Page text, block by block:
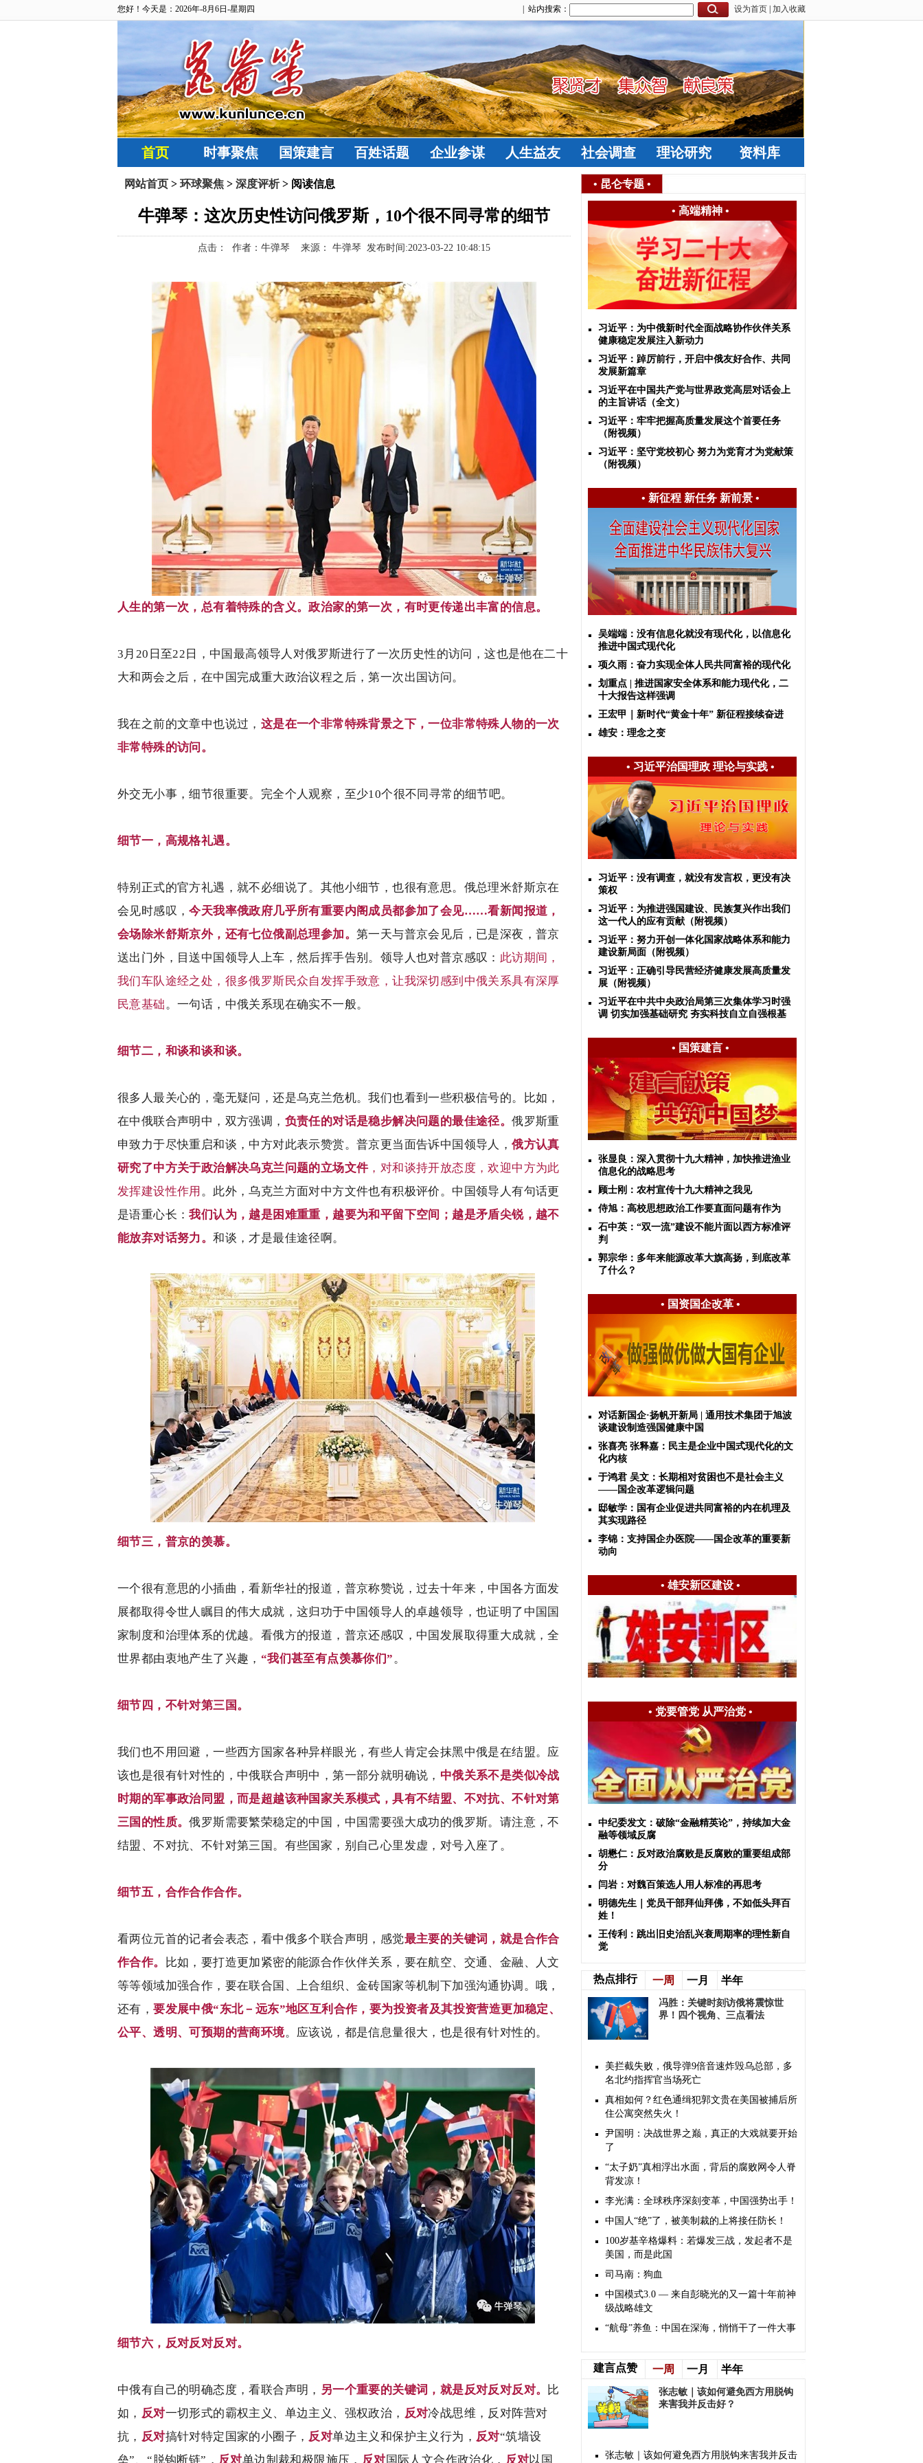
您好！今天是：2026年-8月6日-星期四 设为首页 加入收藏
| 站内搜索：
首页 时事聚焦 国策建言 百姓话题 企业参谋 人生益友 社会调查 理论研究 资料库
网站首页 > 环球聚焦 > 深度评析> 阅读信息
牛弹琴：这次历史性访问俄罗斯，10个很不同寻常的细节
点击： 作者：牛弹琴 来源： 牛弹琴 发布时间:2023-03-22 10:48:15
人生的第一次，总有着特殊的含义。政治家的第一次，有时更传递出丰富的信息。
3 月 20 日至22 日，中国最高领导人对俄罗斯进行了一次历史性的访问，这也是他在二十
大和两会之后，在中国完成重大政治议程之后，第一次出国访问。
我在之前的文章中也说过， 这是在一个非常特殊背景之下，一位非常特殊人物的一次
非常特殊的访问。
外交无小事，细节很重要。完全个人观察，至少10个很不同寻常的细节吧。
细节一，高规格礼遇。
特别正式的官方礼遇，就不必细说了。其他小细节，也很有意思。俄总理米舒斯京在
会见时感叹，今天我率俄政府几乎所有重要内阁成员都参加了会见……看新闻报道，
会场除米舒斯京外，还有七位俄副总理参加。 第一天与普京会见后，已是深夜，普京
送出门外，目送中国领导人上车，然后挥手告别。领导人也对普京感叹： 此访期间，
我们车队途经之处，很多俄罗斯民众自发挥手致意，让我深切感到中俄关系具有深厚
民意基础。一句话，中俄关系现在确实不一般。
细节二，和谈和谈和谈。
很多人最关心的，毫无疑问，还是乌克兰危机。我们也看到一些积极信号的。比如，
在中俄联合声明中，双方强调， 负责任的对话是稳步解决问题的最佳途径。俄罗斯重
申致力于尽快重启和谈，中方对此表示赞赏。普京更当面告诉中国领导人，俄方认真
研究了中方关于政治解决乌克兰问题的立场文件，对和谈持开放态度，欢迎中方为此
发挥建设性作用 。此外，乌克兰方面对中方文件也有积极评价。中国领导人有句话更
是语重心长：我们认为，越是困难重重，越要为和平留下空间；越是矛盾尖锐，越不
能放弃对话努力。和谈，才是最佳途径啊。
细节三，普京的羡慕。
一个很有意思的小插曲，看新华社的报道，普京称赞说，过去十年来，中国各方面发
展都取得令世人瞩目的伟大成就，这归功于中国领导人的卓越领导，也证明了中国国
家制度和治理体系的优越。看俄方的报道，普京还感叹，中国发展取得重大成就，全
世界都由衷地产生了兴趣， “我们甚至有点羡慕你们”。
细节四，不针对第三国。
我们也不用回避，一些西方国家各种异样眼光，有些人肯定会抹黑中俄是在结盟。应
该也是很有针对性的，中俄联合声明中，第一部分就明确说， 中俄关系不是类似冷战
时期的军事政治同盟，而是超越该种国家关系模式，具有不结盟、不对抗、不针对第
三国的性质。俄罗斯需要繁荣稳定的中国，中国需要强大成功的俄罗斯。请注意，不
结盟、不对抗、不针对第三国。有些国家，别自己心里发虚，对号入座了。
细节五，合作合作合作。
看两位元首的记者会表态，看中俄多个联合声明，感觉最主要的关键词，就是合作合
作合作。
比如，要打造更加紧密的能源合作伙伴关系，要在航空、交通、金融、人文
等等领域加强合作，要在联合国、上合组织、金砖国家等机制下加强沟通协调。哦，
还有，要发展中俄“东北－远东”地区互利合作，要为投资者及其投资营造更加稳定、
公平、透明、可预期的营商环境。应该说，都是信息量很大，也是很有针对性的。
细节六，反对反对反对。
中俄有自己的明确态度，看联合声明， 另一个重要的关键词，就是反对反对反对。 比
如， 反对一切形式的霸权主义、单边主义、强权政治， 反对冷战思维，反对阵营对
抗， 反对搞针对特定国家的小圈子， 反对单边主义和保护主义行为， 反对“筑墙设
垒”、“脱钩断链”， 反对单边制裁和极限施压， 反对国际人文合作政治化， 反对以国
• 昆仑专题 •
• 高端精神•
习近平：​为中俄新时代全面战略协作伙伴关系
健康稳定发展注入新动力
习近平：踔厉前行，开启中俄友好合作、共同
发展新篇章
习近平在中国共产党与世界政党高层对话会上
的主旨讲话（全文）
习近平：牢牢把握高质量发展这个首要任务
（附视频）
习近平：​坚守党校初心 努力为党育才为党献策
（附视频）
• 新征程 新任务 新前景•
吴端端：没有信息化就没有现代化，以信息化
推进中国式现代化
项久雨：奋力实现全体人民共同富裕的现代化
划重点 | 推进国家安全体系和能力现代化，二
十大报告这样强调
王宏甲｜新时代“黄金十年” 新征程接续奋进
雄安：理念之变
• 习近平治国理政 理论与实践•
习近平：没有调查，就没有发言权，更没有决
策权
习近平：为推进强国建设、民族复兴作出我们
这一代人的应有贡献（附视频）
习近平：努力开创一体化国家战略体系和能力
建设新局面（附视频）
习近平：正确引导民营经济健康发展高质量发
展（附视频）
习近平在中共中央政治局第三次集体学习时强
调 切实加强基础研究 夯实科技自立自强根基
• 国策建言•
张显良：深入贯彻十九大精神，加快推进渔业
信息化的战略思考
顾士刚：农村宣传十九大精神之我见
侍旭：高校思想政治工作要直面问题有作为
石中英：“双一流”建设不能片面以西方标准评
判
郭宗华：多年来能源改革大旗高扬，到底改革
了什么？
• 国资国企改革•
对话新国企·扬帆开新局 | 通用技术集团于旭波
谈建设制造强国健康中国
张喜亮 张释嘉：民主是企业中国式现代化的文
化内核
于鸿君 吴文：长期相对贫困也不是社会主义
——国企改革逻辑问题
邸敏学：国有企业促进共同富裕的内在机理及
其实现路径
李锦：支持国企办医院——国企改革的重要新
动向
• 雄安新区建设•
• 党要管党 从严治党•
中纪委发文：破除“金融精英论”，持续加大金
融等领域反腐
胡懋仁：反对政治腐败是反腐败的重要组成部
分
闫岩：对魏百策选人用人标准的再思考
明德先生｜党员干部拜仙拜佛，不如低头拜百
姓！
王传利：跳出旧史治乱兴衰周期率的理性新自
觉
热点排行 一周 一月 半年
冯胜：关键时刻访俄将震惊世
界！四个视角、三点看法
美拦截失败，俄导弹9倍音速炸毁乌总部，多
名北约指挥官当场死亡
真相如何？红色通缉犯郭文贵在美国被捕后所
住公寓突然失火！
尹国明：决战世界之巅，真正的大戏就要开始
了
“太子奶”真相浮出水面，背后的腐败网令人脊
背发凉！
李光满：全球秩序深刻变革，中国强势出手！
中国人“绝”了，被美制裁的上将接任防长！
100岁基辛格爆料：若爆发三战，发起者不是
美国，而是此国
司马南：狗血
中国模式3.0 — 来自彭晓光的又一篇十年前神
级战略雄文
“航母”养鱼：中国在深海，悄悄干了一件大事
建言点赞 一周 一月 半年
张志敏｜该如何避免西方用脱钩
来害我并反击好？
张志敏｜该如何避免西方用脱钩来害我并反击